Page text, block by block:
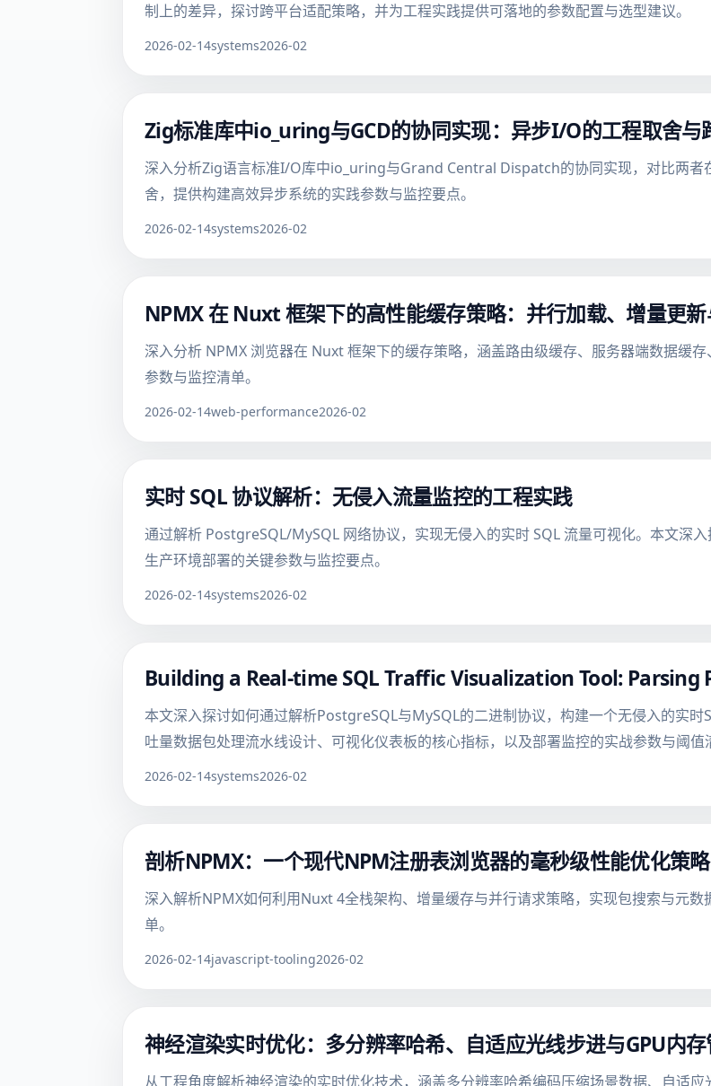
制上的差异，探讨跨平台适配策略，并为工程实践提供可落地的参数配置与选型建议。
2026-02-14systems2026-02
Zig标准库中io_uring与GCD的协同实现：异步I/O的工程取舍与
深入分析Zig语言标准I/O库中io_uring与Grand Central Dispatch的协同实现，对比两者
舍，提供构建高效异步系统的实践参数与监控要点。
2026-02-14systems2026-02
NPMX 在 Nuxt 框架下的高性能缓存策略：并行加载、增量更
深入分析 NPMX 浏览器在 Nuxt 框架下的缓存策略，涵盖路由级缓存、服务器端数据缓
参数与监控清单。
2026-02-14web-performance2026-02
实时 SQL 协议解析：无侵入流量监控的工程实践
通过解析 PostgreSQL/MySQL 网络协议，实现无侵入的实时 SQL 流量可视化。本文深
生产环境部署的关键参数与监控要点。
2026-02-14systems2026-02
Building a Real-time SQL Traffic Visualization Tool: Parsing
本文深入探讨如何通过解析PostgreSQL与MySQL的二进制协议，构建一个无侵入的实
吐量数据包处理流水线设计、可视化仪表板的核心指标，以及部署监控的实战参数与阈值
2026-02-14systems2026-02
剖析NPMX：一个现代NPM注册表浏览器的毫秒级性能优化策略
深入解析NPMX如何利用Nuxt 4全栈架构、增量缓存与并行请求策略，实现包搜索与元
单。
2026-02-14javascript-tooling2026-02
神经渲染实时优化：多分辨率哈希、自适应光线步进与GPU内
从工程角度解析神经渲染的实时优化技术，涵盖多分辨率哈希编码压缩场景数据、自适